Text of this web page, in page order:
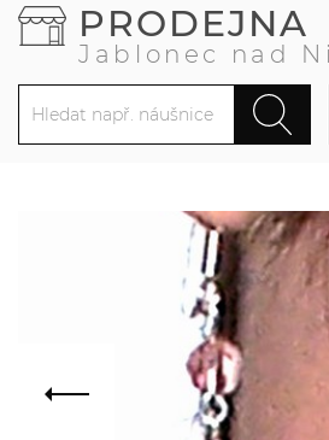
PRODEJNA
Jablonec nad